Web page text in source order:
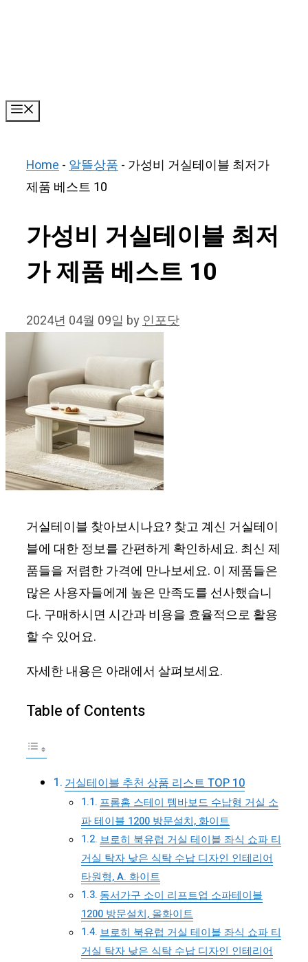
Home-알뜰상품- 가성비 거실테이블 최저가
제품 베스트 10
가성비 거실테이블 최저
가 제품 베스트 10
2024년 04월 09일 by인포닷
거실테이블 찾아보시나요? 찾고 계신 거실테이
블에 대한 정보를 간편하게 확인하세요. 최신 제
품들을 저렴한 가격에 만나보세요. 이 제품들은
많은 사용자들에게 높은 만족도를 선사했습니
다. 구매하시면 시간과 비용을 효율적으로 활용
할 수 있어요.
자세한 내용은 아래에서 살펴보세요.
Table of Contents
거실테이블 추천 상품 리스트 TOP 10
프롬홈 스테이 템바보드 수납형 거실 소
파 테이블 1200 방문설치, 화이트
브로히 북유럽 거실 테이블 좌식 쇼파 티
거실 탁자 낮은 식탁 수납 디자인 인테리어
타원형, A. 화이트
동서가구 소이 리프트업 소파테이블
1200 방문설치, 올화이트
브로히 북유럽 거실 테이블 좌식 쇼파 티
거실 탁자 낮은 식탁 수납 디자인 인테리어